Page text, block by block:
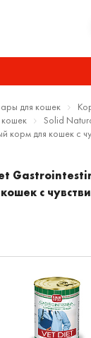
для кошек
кошек
Solid
корм для кошек с
с